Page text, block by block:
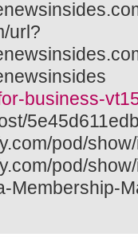
url?
business-
pod/
pod/
Membership-